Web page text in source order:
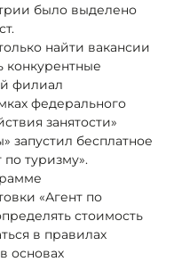
было выделено
найти вакансии
конкурентные
филиал
федерального
занятости»
запустил бесплатное
туризму».
«Агент по
стоимость
в правилах
основах